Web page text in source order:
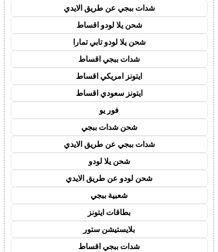
شدات ببجي عن طريق الايدي
شحن يلا لودو اقساط
شحن يلا لودو تابي تمارا
شدات ببجي اقساط
ايتونز امريكي اقساط
ايتونز سعودي اقساط
فور يو
شحن شدات ببجي
شدات ببجي عن طريق الايدي
شحن يلا لودو
شحن لودو عن طريق الايدي
شعبية ببجي
بطاقات ايتونز
بلايستيشن ستور
شدات ببجي اقساط